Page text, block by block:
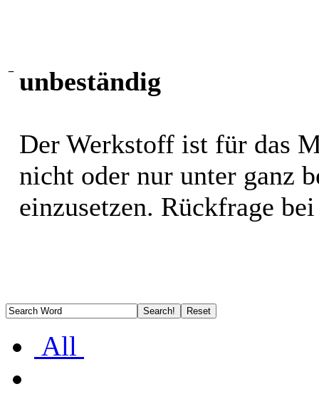
− unbeständig
Der Werkstoff ist für das
nicht oder nur unter ganz
einzusetzen. Rückfrage
All